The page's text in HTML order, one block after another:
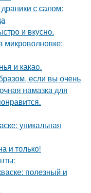
с салом:
и вкусно.
микроволновке:
и какао.
если вы очень
намазка для
уникальная
и только!
полезный и